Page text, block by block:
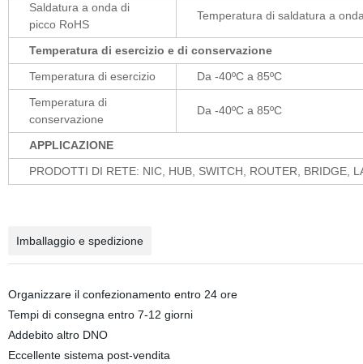
Saldatura a onda di
picco RoHS
Temperatura di saldatura a
Temperatura di esercizio e di conservazione
Temperatura di esercizio
Da -40ºC a 85ºC
Temperatura di
conservazione
Da -40ºC a 85ºC
APPLICAZIONE
PRODOTTI DI RETE: NIC, HUB, SWITCH, ROUTER, BRIDGE,
Imballaggio e spedizione
Organizzare il confezionamento entro 24 ore
Tempi di consegna entro 7-12 giorni
Addebito altro DNO
Eccellente sistema post-vendita